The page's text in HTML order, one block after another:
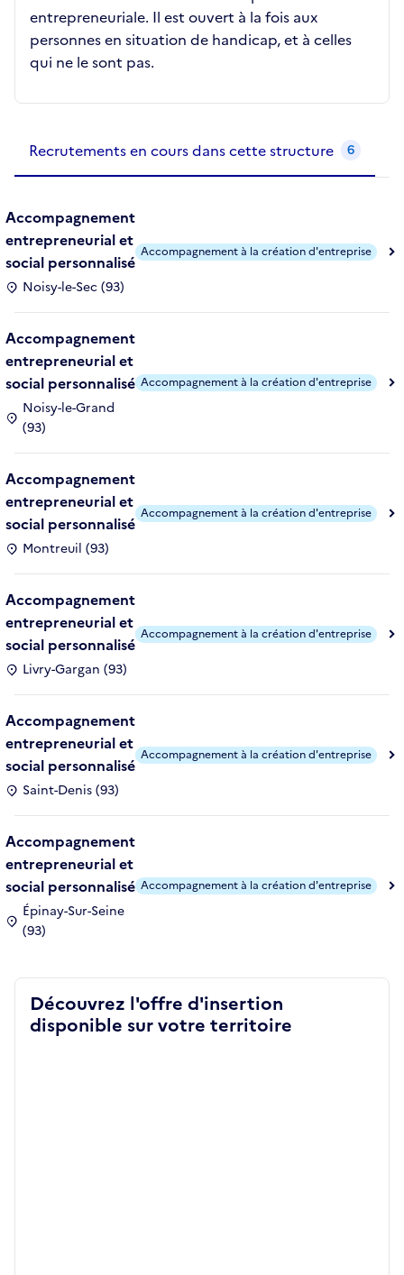
entrepreneuriale. Il est ouvert à la fois aux
personnes en situation de handicap, et à celles
qui ne le sont pas.
Recrutements en cours dans cette structure 6
Accompagnement
entrepreneurial et
social personnalisé
Noisy-le-Sec (93)
Accompagnement à la création d'entreprise
Accompagnement
entrepreneurial et
social personnalisé
Noisy-le-Grand
(93)
Accompagnement à la création d'entreprise
Accompagnement
entrepreneurial et
social personnalisé
Montreuil (93)
Accompagnement à la création d'entreprise
Accompagnement
entrepreneurial et
social personnalisé
Livry-Gargan (93)
Accompagnement à la création d'entreprise
Accompagnement
entrepreneurial et
social personnalisé
Saint-Denis (93)
Accompagnement à la création d'entreprise
Accompagnement
entrepreneurial et
social personnalisé
Épinay-Sur-Seine
(93)
Accompagnement à la création d'entreprise
Découvrez l'offre d'insertion
disponible sur votre territoire